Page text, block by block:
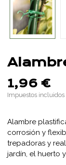
1,96 €
Impuestos incluidos
Alambre
corrosión y
trepadoras y
jardín, el huerto